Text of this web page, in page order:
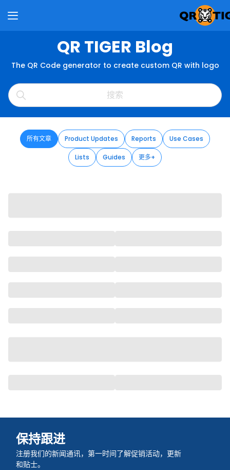
QR TIGER Blog
The QR Code generator to create custom QR with logo
所有文章 Product Updates Reports Use Cases
Lists Guides 更多+
保持跟进
注册我们的新闻通讯，第一时间了解促销活动，更新
和贴士。